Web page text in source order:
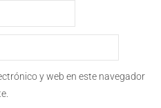
y web en este navegador